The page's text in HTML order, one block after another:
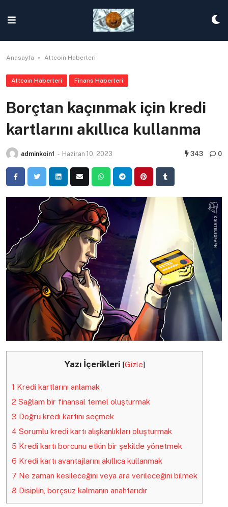
content
Anasayfa » Altcoin Haberleri
Altcoin Haberleri Finans Haberleri
Borçtan kaçınmak için kredi
kartlarını akıllıca kullanma
adminkoin1 - Haziran 10, 2023 343 0
Yazı İçerikleri [Gizle]
1 Kredi kartlarını anlamak
2 Sağlam bir finansal temel oluşturmak
3 Doğru kredi kartını seçmek
4 Sorumlu kredi kartı alışkanlıkları oluşturmak
5 Kredi kartı borcunu etkin bir şekilde yönetmek
6 Kredi kartı avantajlarını akıllıca kullanmak
7 Ne zaman kesileceğini veya ara verileceğini bilmek
8 Disiplin, borçsuz kalmanın anahtarıdır